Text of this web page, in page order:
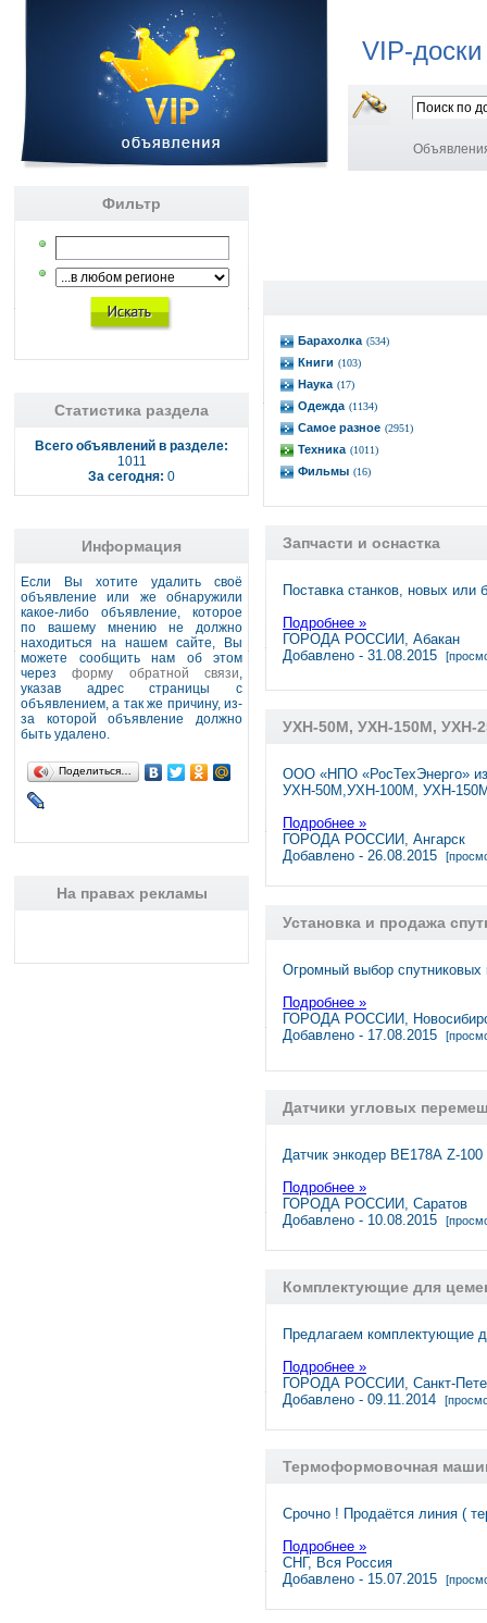
VIP-
Фильтр
Статистика раздела
Всего объявлений в разделе:
1011
За сегодня: 0
Информация
Если Вы хотите удалить своё
объявление или же обнаружили
какое-либо объявление, которое
по вашему мнению не должно
находиться на нашем сайте, Вы
можете сообщить нам об этом
черезформу обратной связи,
указав адрес страницы с
объявлением, а так же причину, из-
за которой объявление должно
быть удалено.
Поделиться…
На правах рекламы
Барахолка (534)
Книги (103)
Наука (17)
Одежда (1134)
Самое разное (2951)
Техника (1011)
Фильмы (16)
Запчасти и оснастка
Поставка станков, новых или
Подробнее »
ГОРОДА РОССИИ, Абакан
Добавлено - 31.08.2015
УХН-50М, УХН-150М, УХН-
ООО «НПО «РосТехЭнерго»
УХН-50М,УХН-100М, УХН-
Подробнее »
ГОРОДА РОССИИ, Ангарск
Добавлено - 26.08.2015
Установка и продажа
Огромный выбор
Подробнее »
ГОРОДА РОССИИ,
Добавлено - 17.08.2015
Датчики угловых
Датчик энкодер ВЕ178А Z-
Подробнее »
ГОРОДА РОССИИ, Саратов
Добавлено - 10.08.2015
Комплектующие для
Предлагаем комплектующие
Подробнее »
ГОРОДА РОССИИ, Санкт-
Добавлено - 09.11.2014
Термоформовочная
Срочно ! Продаётся линия (
Подробнее »
СНГ, Вся Россия
Добавлено - 15.07.2015